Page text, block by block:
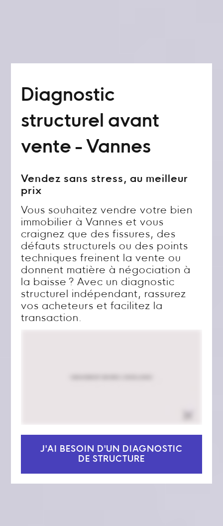
Diagnostic
structurel avant
vente - Vannes
Vendez sans stress, au meilleur
prix
Vous souhaitez vendre votre bien
immobilier à Vannes et vous
craignez que des fissures, des
défauts structurels ou des points
techniques freinent la vente ou
donnent matière à négociation à
la baisse ? Avec un diagnostic
structurel indépendant, rassurez
vos acheteurs et facilitez la
transaction.
J'AI BESOIN D'UN DIAGNOSTIC
DE STRUCTURE